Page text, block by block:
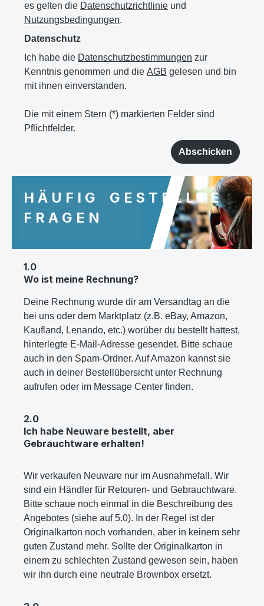
es gelten die Datenschutzrichtlinie und
Nutzungsbedingungen.
Datenschutz
Ich habe die Datenschutzbestimmungen zur
Kenntnis genommen und die AGB gelesen und bin
mit ihnen einverstanden.
Die mit einem Stern (*) markierten Felder sind
Pflichtfelder.
Abschicken
H Ä U F I G G E S T E L L T E
F R A G E N
1.0
Wo ist meine Rechnung?
Deine Rechnung wurde dir am Versandtag an die
bei uns oder dem Marktplatz (z.B. eBay, Amazon,
Kaufland, Lenando, etc.) worüber du bestellt hattest,
hinterlegte E-Mail-Adresse gesendet. Bitte schaue
auch in den Spam-Ordner. Auf Amazon kannst sie
auch in deiner Bestellübersicht unter Rechnung
aufrufen oder im Message Center finden.
2.0
Ich habe Neuware bestellt, aber
Gebrauchtware erhalten!
Wir verkaufen Neuware nur im Ausnahmefall. Wir
sind ein Händler für Retouren- und Gebrauchtware.
Bitte schaue noch einmal in die Beschreibung des
Angebotes (siehe auf 5.0). In der Regel ist der
Originalkarton noch vorhanden, aber in keinem sehr
guten Zustand mehr. Sollte der Originalkarton in
einem zu schlechten Zustand gewesen sein, haben
wir ihn durch eine neutrale Brownbox ersetzt.